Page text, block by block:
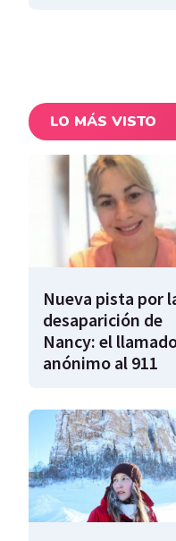
LO MÁS VISTO
Nueva pista por
desaparición de
Nancy: el
anónimo al 911